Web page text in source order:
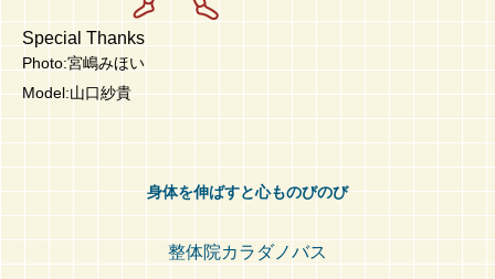
Special Thanks
Photo:宮嶋みほい
Model:山口紗貴
身体を伸ばすと心ものびのび
整体院カラダノバス